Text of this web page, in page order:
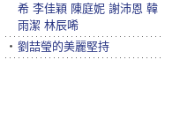
希 李佳穎 陳庭妮 謝沛恩 韓
雨潔 林辰唏
‧ 劉喆瑩的美麗堅持